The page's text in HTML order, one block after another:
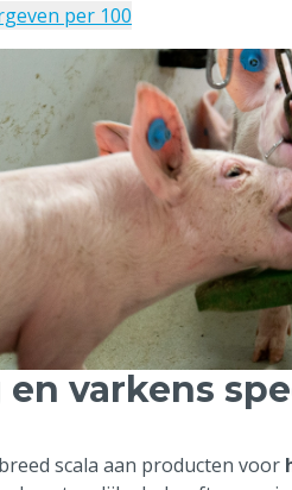
per 100
varkens
scala aan producten voor